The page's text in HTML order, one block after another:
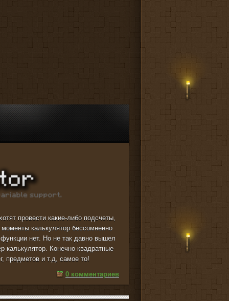
провести какие-либо подсчеты,
калькулятор бессомненно
нет. Но не так давно вышел
калькулятор. Конечно квадратные
предметов и т.д, самое то!
0 комментариев